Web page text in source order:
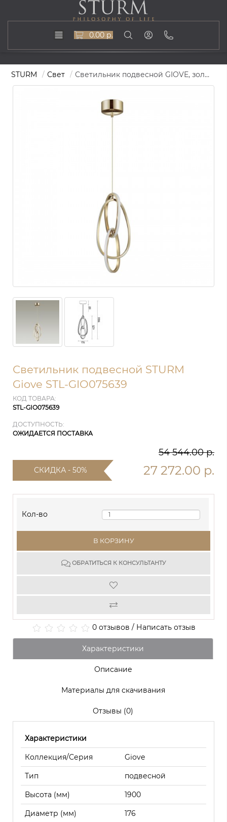
0.00 р.
STURM Свет Светильник подвесной GIOVE, золото, STL-GIO075639
Светильник подвесной STURM
Giove STL-GIO075639
КОД ТОВАРА:
STL-GIO075639
ДОСТУПНОСТЬ:
ОЖИДАЕТСЯ ПОСТАВКА
54 544.00 р.
СКИДКА - 50% 27 272.00 р.
Кол-во
В КОРЗИНУ
ОБРАТИТЬСЯ К КОНСУЛЬТАНТУ
0 отзывов / Написать отзыв
Характеристики
Описание
Материалы для скачивания
Отзывы (0)
Характеристики
Коллекция/Серия Giove
Тип подвесной
Высота (мм) 1900
Диаметр (мм) 176